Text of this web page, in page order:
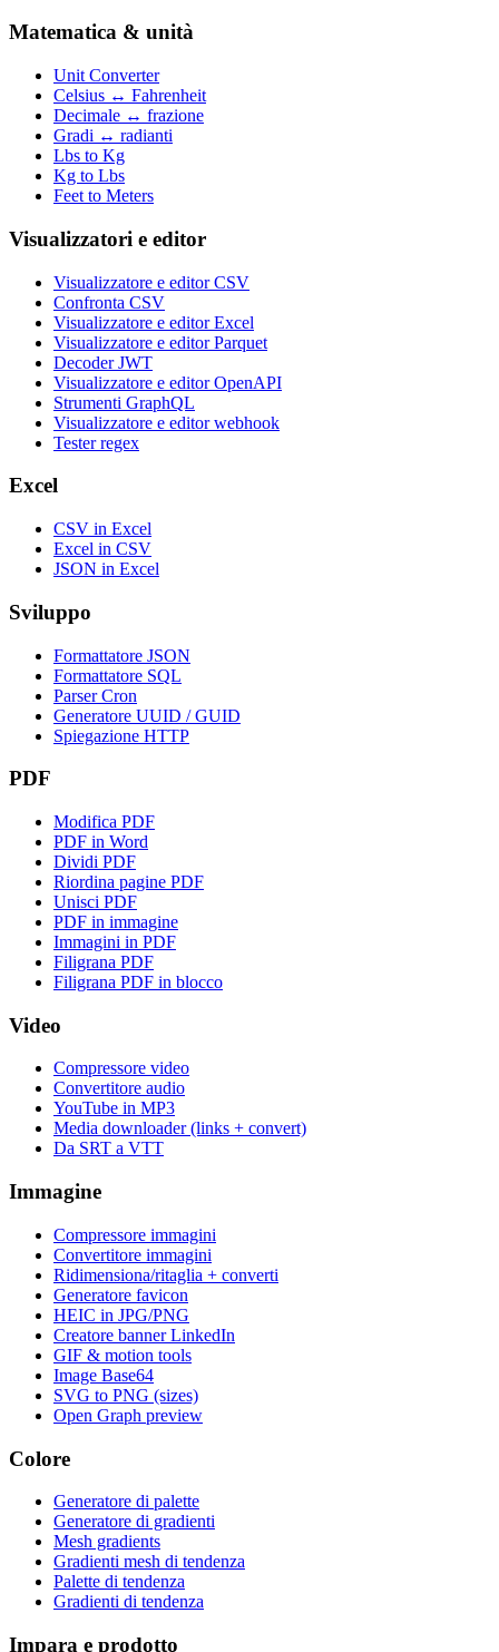
Matematica & unità
Unit Converter
Celsius ↔ Fahrenheit
Decimale ↔ frazione
Gradi ↔ radianti
Lbs to Kg
Kg to Lbs
Feet to Meters
Visualizzatori e editor
Visualizzatore e editor CSV
Confronta CSV
Visualizzatore e editor Excel
Visualizzatore e editor Parquet
Decoder JWT
Visualizzatore e editor OpenAPI
Strumenti GraphQL
Visualizzatore e editor webhook
Tester regex
Excel
CSV in Excel
Excel in CSV
JSON in Excel
Sviluppo
Formattatore JSON
Formattatore SQL
Parser Cron
Generatore UUID / GUID
Spiegazione HTTP
PDF
Modifica PDF
PDF in Word
Dividi PDF
Riordina pagine PDF
Unisci PDF
PDF in immagine
Immagini in PDF
Filigrana PDF
Filigrana PDF in blocco
Video
Compressore video
Convertitore audio
YouTube in MP3
Media downloader (links + convert)
Da SRT a VTT
Immagine
Compressore immagini
Convertitore immagini
Ridimensiona/ritaglia + converti
Generatore favicon
HEIC in JPG/PNG
Creatore banner LinkedIn
GIF & motion tools
Image Base64
SVG to PNG (sizes)
Open Graph preview
Colore
Generatore di palette
Generatore di gradienti
Mesh gradients
Gradienti mesh di tendenza
Palette di tendenza
Gradienti di tendenza
Impara e prodotto